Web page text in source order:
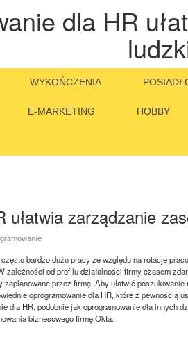
dla HR
WYKOŃCZENIA
E-MARKETING HOBBY
ułatwia zarządzanie
bardzo dużo pracy ze względu na rotacje
zależności od profilu działalności firmy czasem
przez firmę. Aby ułatwić
oprogramowanie dla HR, które z pewnością
dla HR, podobnie jak oprogramowanie dla innych
biznesowego firmę Okta.